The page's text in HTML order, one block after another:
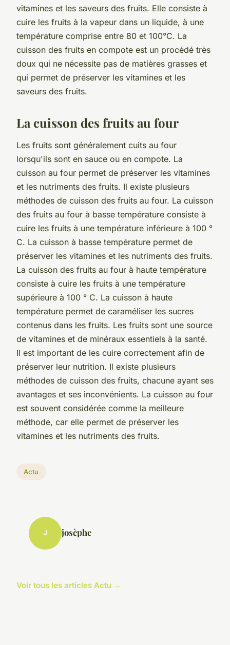
vitamines et les saveurs des fruits. Elle consiste à
cuire les fruits à la vapeur dans un liquide, à une
température comprise entre 80 et 100°C. La
cuisson des fruits en compote est un procédé très
doux qui ne nécessite pas de matières grasses et
qui permet de préserver les vitamines et les
saveurs des fruits.
La cuisson des fruits au four
Les fruits sont généralement cuits au four
lorsqu'ils sont en sauce ou en compote. La
cuisson au four permet de préserver les vitamines
et les nutriments des fruits. Il existe plusieurs
méthodes de cuisson des fruits au four. La cuisson
des fruits au four à basse température consiste à
cuire les fruits à une température inférieure à 100 °
C. La cuisson à basse température permet de
préserver les vitamines et les nutriments des fruits.
La cuisson des fruits au four à haute température
consiste à cuire les fruits à une température
supérieure à 100 ° C. La cuisson à haute
température permet de caraméliser les sucres
contenus dans les fruits. Les fruits sont une source
de vitamines et de minéraux essentiels à la santé.
Il est important de les cuire correctement afin de
préserver leur nutrition. Il existe plusieurs
méthodes de cuisson des fruits, chacune ayant ses
avantages et ses inconvénients. La cuisson au four
est souvent considérée comme la meilleure
méthode, car elle permet de préserver les
vitamines et les nutriments des fruits.
Actu
J josèphe
Voir tous les articles Actu →